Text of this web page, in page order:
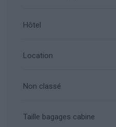
Hôtel
Location
Non classé
Taille bagages cabine